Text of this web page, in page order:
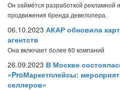
Он займётся разработкой рекламной
продвижения бренда девелопера.
06.10.2023 АКАР обновила
агентств
Она включает более 60 компаний
26.09.2023 В Москве
«ProМаркетплейсы:
селлеров»